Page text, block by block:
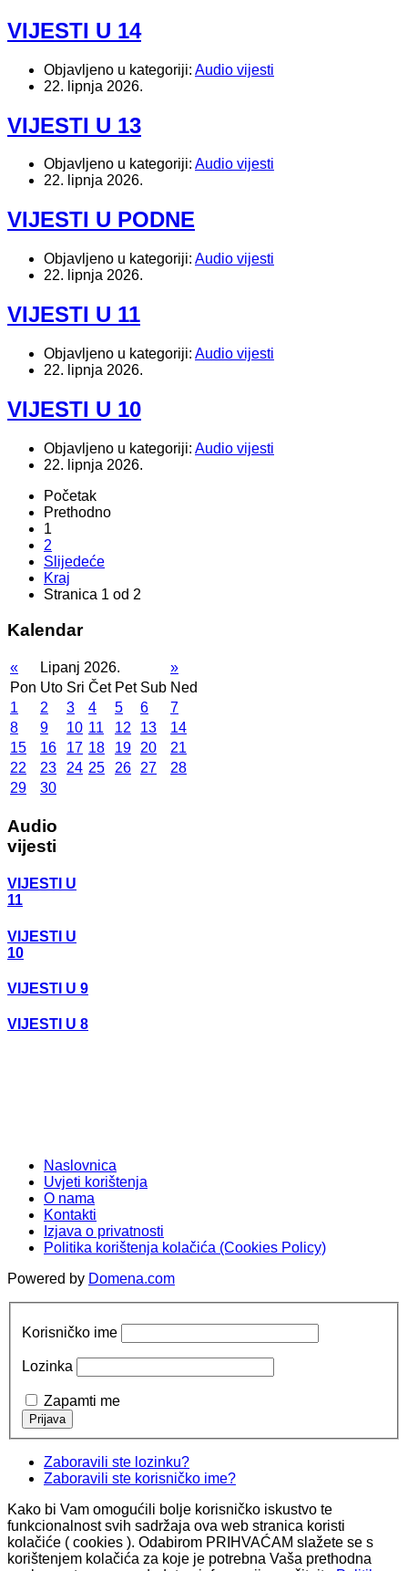
VIJESTI U 14
Objavljeno u kategoriji: Audio vijesti
22. lipnja 2026.
VIJESTI U 13
Objavljeno u kategoriji: Audio vijesti
22. lipnja 2026.
VIJESTI U PODNE
Objavljeno u kategoriji: Audio vijesti
22. lipnja 2026.
VIJESTI U 11
Objavljeno u kategoriji: Audio vijesti
22. lipnja 2026.
VIJESTI U 10
Objavljeno u kategoriji: Audio vijesti
22. lipnja 2026.
Početak
Prethodno
1
2
Slijedeće
Kraj
Stranica 1 od 2
Kalendar
« Lipanj 2026.
»
Pon Uto Sri Čet Pet Sub Ned
1
2 3 4 5 6
7
8
9 10 11 12 13
14
15
16 17 18 19 20
21
22
23 24 25 26 27
28
29
30
Audio
vijesti
VIJESTI U
11
VIJESTI U
10
VIJESTI U 9
VIJESTI U 8
Naslovnica
Uvjeti korištenja
O nama
Kontakti
Izjava o privatnosti
Politika korištenja kolačića (Cookies Policy)
Powered by Domena.com
Korisničko ime
Lozinka
Zapamti me
Zaboravili ste lozinku?
Zaboravili ste korisničko ime?
Kako bi Vam omogućili bolje korisničko iskustvo te
funkcionalnost svih sadržaja ova web stranica koristi
kolačiće ( cookies ). Odabirom PRIHVAĆAM slažete se s
korištenjem kolačića za koje je potrebna Vaša prethodna